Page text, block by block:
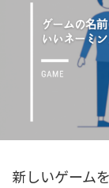
新しいゲーム